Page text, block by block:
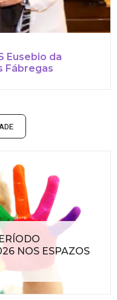
Eusebio da
Fábregas
NOS ESPAZOS